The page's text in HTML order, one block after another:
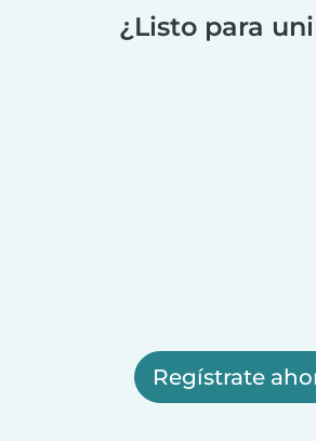
¿Listo para
Regístrate